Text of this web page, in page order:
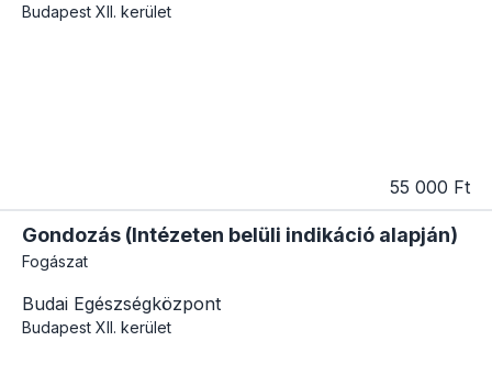
Budapest XII. kerület
55 000 Ft
Gondozás (Intézeten belüli indikáció alapján)
Fogászat
Budai Egészségközpont
Budapest XII. kerület